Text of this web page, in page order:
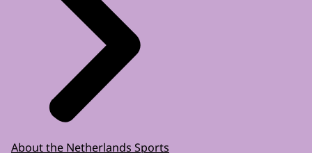
About the Netherlands Sports